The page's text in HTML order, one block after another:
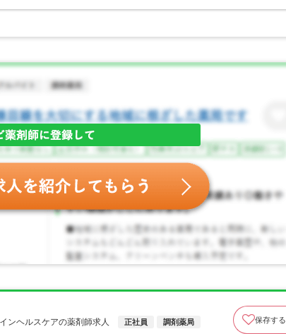
ンヘルスケアの薬剤師求人
正社員 調剤薬局 保存する